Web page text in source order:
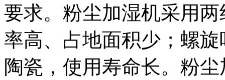
要求。粉尘加湿机采用
率高、占地面积少；螺
陶瓷，使用寿命长。粉